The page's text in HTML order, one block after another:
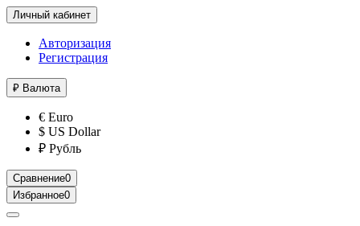
Личный кабинет
Авторизация
Регистрация
₽ Валюта
€ Euro
$ US Dollar
₽ Рубль
Сравнение0
Избранное0